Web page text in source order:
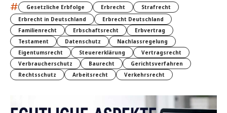
# Gesetzliche Erbfolge Erbrecht
Strafrecht
Erbrecht in Deutschland
Erbrecht Deutschland
Familienrecht
Erbschaftsrecht
Erbvertrag
Testament
Datenschutz
Nachlassregelung
Eigentumsrecht
Steuererklärung
Vertragsrecht
Verbraucherschutz
Baurecht
Gerichtsverfahren
Rechtsschutz
Arbeitsrecht Verkehrsrecht